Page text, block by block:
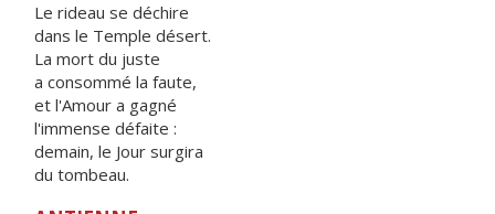
Le rideau se déchire
dans le Temple désert.
La mort du juste
a consommé la faute,
et l'Amour a gagné
l'immense défaite :
demain, le Jour surgira
du tombeau.